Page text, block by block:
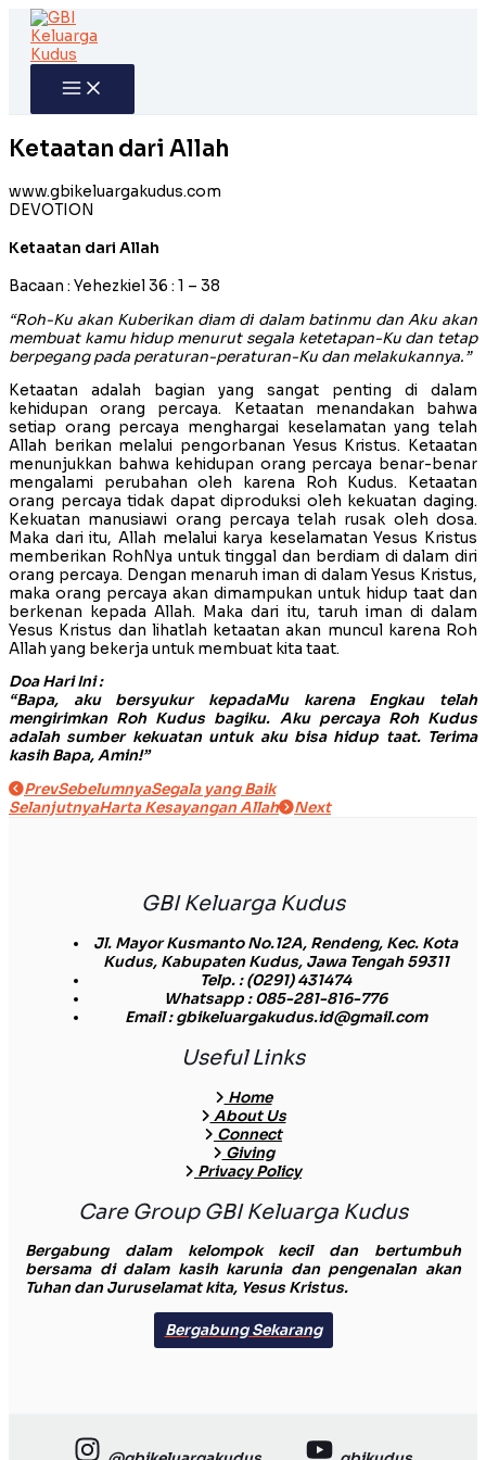
Skip
content
Ketaatan dari Allah
www.gbikeluargakudus.com
DEVOTION
Ketaatan dari Allah
Bacaan : Yehezkiel 36 : 1 – 38
“Roh-Ku akan Kuberikan diam di dalam batinmu dan Aku akan
membuat kamu hidup menurut segala ketetapan-Ku dan tetap
berpegang pada peraturan-peraturan-Ku dan melakukannya.”
Ketaatan adalah bagian yang sangat penting di dalam
kehidupan orang percaya. Ketaatan menandakan bahwa
setiap orang percaya menghargai keselamatan yang telah
Allah berikan melalui pengorbanan Yesus Kristus. Ketaatan
menunjukkan bahwa kehidupan orang percaya benar-benar
mengalami perubahan oleh karena Roh Kudus. Ketaatan
orang percaya tidak dapat diproduksi oleh kekuatan daging.
Kekuatan manusiawi orang percaya telah rusak oleh dosa.
Maka dari itu, Allah melalui karya keselamatan Yesus Kristus
memberikan RohNya untuk tinggal dan berdiam di dalam diri
orang percaya. Dengan menaruh iman di dalam Yesus Kristus,
maka orang percaya akan dimampukan untuk hidup taat dan
berkenan kepada Allah. Maka dari itu, taruh iman di dalam
Yesus Kristus dan lihatlah ketaatan akan muncul karena Roh
Allah yang bekerja untuk membuat kita taat.
Doa Hari Ini :
“Bapa, aku bersyukur kepadaMu karena Engkau telah
mengirimkan Roh Kudus bagiku. Aku percaya Roh Kudus
adalah sumber kekuatan untuk aku bisa hidup taat. Terima
kasih Bapa, Amin!”
PrevSebelumnyaSegala yang Baik
SelanjutnyaHarta Kesayangan Allah Next
GBI Keluarga Kudus
Jl. Mayor Kusmanto No.12A, Rendeng, Kec. Kota
Kudus, Kabupaten Kudus, Jawa Tengah 59311
Telp.: (0291) 431474
Whatsapp: 085-281-816-776
Email: gbikeluargakudus.id@gmail.com
Useful Links
Home
About Us
Connect
Giving
Privacy Policy
Care Group GBI Keluarga Kudus
Bergabung dalam kelompok kecil dan bertumbuh
bersama di dalam kasih karunia dan pengenalan akan
Tuhan dan Juruselamat kita, Yesus Kristus.
Bergabung Sekarang